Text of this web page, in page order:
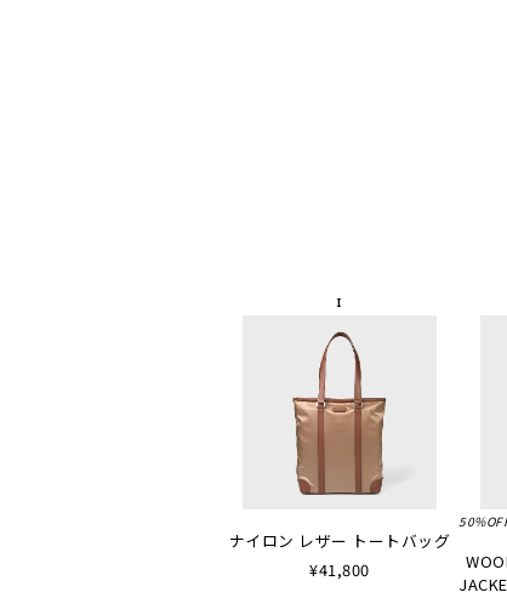
ナイロン レザー トートバッグ
¥41,800